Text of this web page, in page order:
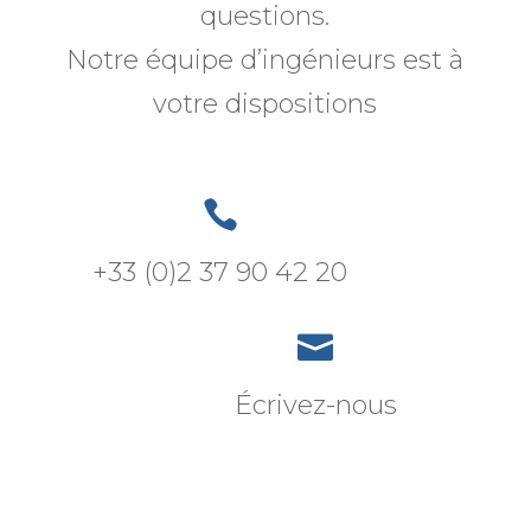
questions.
Notre équipe d’ingénieurs est à
votre dispositions

+33 (0)2 37 90 42 20

Écrivez-nous